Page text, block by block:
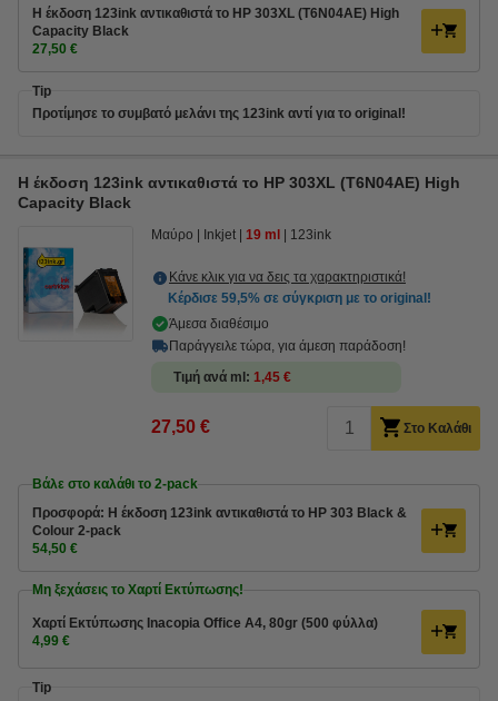
Η έκδοση 123ink αντικαθιστά το HP 303XL (T6N04AE) High
Capacity Black
27,50 €
Tip
Προτίμησε το συμβατό μελάνι της 123ink αντί για το original!
Η έκδοση 123ink αντικαθιστά το HP 303XL (T6N04AE) High
Capacity Black
Μαύρο Inkjet 19 ml 123ink
Κάνε κλικ για να δεις τα χαρακτηριστικά!
Κέρδισε 59,5% σε σύγκριση με το original!
Άμεσα διαθέσιμο
Παράγγειλε τώρα, για άμεση παράδοση!
Τιμή ανά ml
1,45 €
27,50 € Στο Καλάθι
Βάλε στο καλάθι το 2-pack
Προσφορά: Η έκδοση 123ink αντικαθιστά το HP 303 Black &
Colour 2-pack
54,50 €
Μη ξεχάσεις το Χαρτί Εκτύπωσης!
Χαρτί Εκτύπωσης Inacopia Office Α4, 80gr (500 φύλλα)
4,99 €
Tip